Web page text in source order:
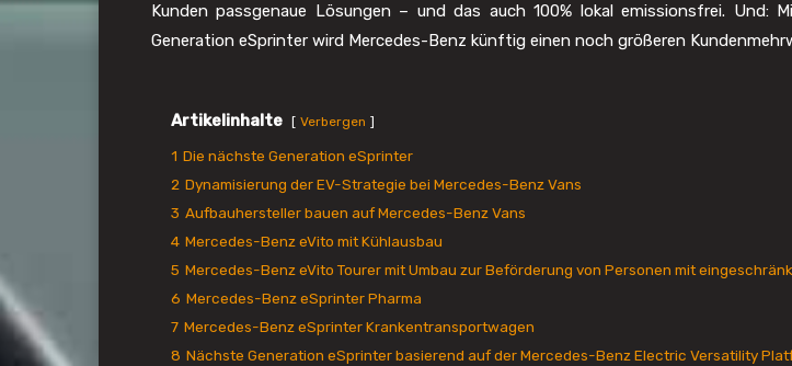
Kunden passgenaue Lösungen – und das auch 100% lokal emissionsfrei. Und:
Generation eSprinter wird Mercedes-Benz künftig einen noch größeren
Artikelinhalte Verbergen
1 Die nächste Generation eSprinter
2 Dynamisierung der EV-Strategie bei Mercedes-Benz Vans
3 Aufbauhersteller bauen auf Mercedes-Benz Vans
4 Mercedes-Benz eVito mit Kühlausbau
5 Mercedes-Benz eVito Tourer mit Umbau zur Beförderung von Personen mit
6 Mercedes-Benz eSprinter Pharma
7 Mercedes-Benz eSprinter Krankentransportwagen
8 Nächste Generation eSprinter basierend auf der Mercedes-Benz Electric Versatility